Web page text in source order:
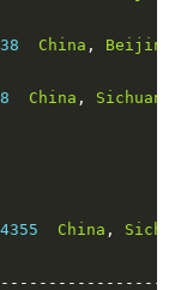
(103.1 77.17
China , Beijing
China , Sichuan
China ,